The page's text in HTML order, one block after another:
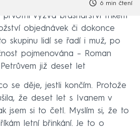
6 min čtení
prvotní výzva brašnářství trikem
objednávek či dokonce
skupinu lidí se řadí i muž, po
pojmenována – Roman
již deset let
se děje, jestli končím. Protože
že deset let s Ivanem v
jsem si to četl. Myslím si, že to
letní břinkání. Je to o